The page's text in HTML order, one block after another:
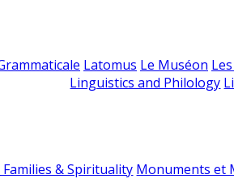
Latomus Le Muséon
Linguistics and Philology
& Spirituality Monuments et